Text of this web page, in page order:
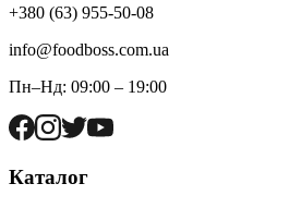
+380 (63) 955-50-08
info@foodboss.com.ua
Пн–Нд: 09:00 – 19:00
Каталог